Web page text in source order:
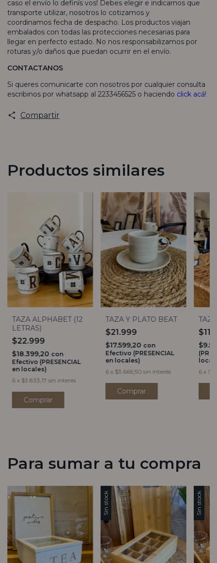
caso el envío lo definís vos! Debes elegir e indicarnos que
transporte utilizar, nosotros lo cotizamos y
coordinamos fecha de despacho. Los productos viajan
embalados con todas las protecciones necesarias para
llegar en perfecto estado. No nos responsabilizamos por
roturas y/o daños que puedan ocurrir en el envío.
CONTACTANOS
Si queres comunicarte con nosotros por cualquier consulta
escribinos por whatsapp al 2233456525 o haciendo click acá!
Compartir
Productos similares
TAZA ALPHABET (12
LETRAS)
$22.999
$18.399,20 con
Efectivo (PRESENCIAL
en locales)
6 x $3.833,17 sin interés
Comprar
TAZA Y PLATO BEAT
$21.999
$17.599,20 con
Efectivo (PRESENCIAL
en locales)
6 x $3.666,50 sin interés
6 x
Para sumar a tu compra
Sin stock Sin stock